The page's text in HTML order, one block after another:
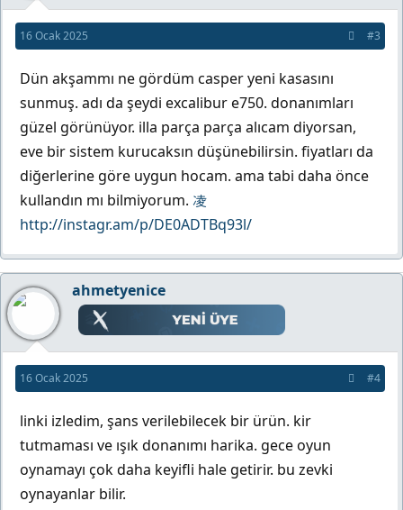
16 Ocak 2025 #3
Dün akşammı ne gördüm casper yeni kasasını
sunmuş. adı da şeydi excalibur e750. donanımları
güzel görünüyor. illa parça parça alıcam diyorsan,
eve bir sistem kurucaksın düşünebilirsin. fiyatları da
diğerlerine göre uygun hocam. ama tabi daha önce
kullandın mı bilmiyorum.
http://instagr.am/p/DE0ADTBq93l/
ahmetyenice
16 Ocak 2025 #4
linki izledim, şans verilebilecek bir ürün. kir
tutmaması ve ışık donanımı harika. gece oyun
oynamayı çok daha keyifli hale getirir. bu zevki
oynayanlar bilir.